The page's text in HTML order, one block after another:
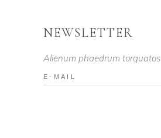
NEWSLETTER
Alienum phaedrum torquatos